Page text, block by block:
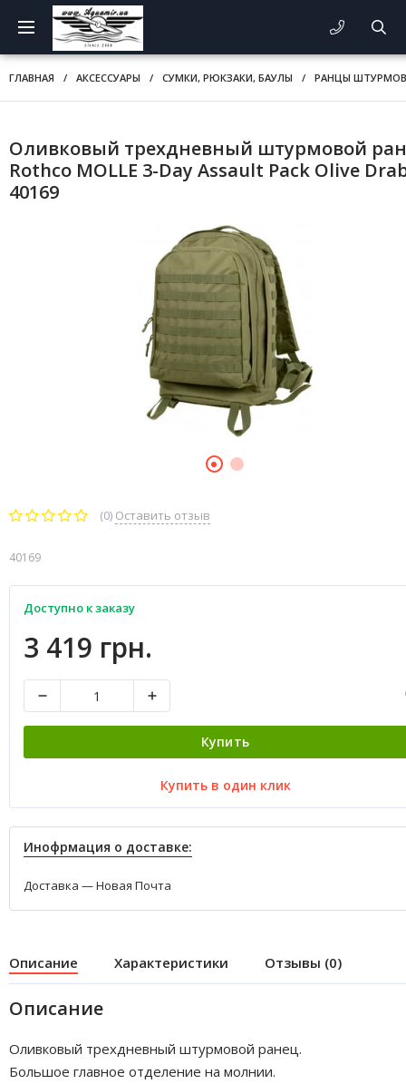
ГЛАВНАЯ / АКСЕССУАРЫ / СУМКИ, РЮКЗАКИ, БАУЛЫ / РАНЦЫ
Оливковый трехдневный штурмовой
Rothco MOLLE 3-Day Assault Pack Olive
40169
(0) Оставить отзыв
40169
Доступно к заказу
3 419 грн.
Купить
Купить в один клик
Инофрмация о доставке:
Доставка — Новая Почта
Описание Характеристики Отзывы (0)
Описание
Оливковый трехдневный штурмовой ранец.
Большое главное отделение на молнии.